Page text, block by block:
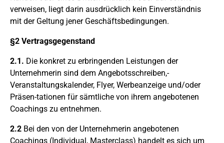
verweisen, liegt darin ausdrücklich kein Einverständnis
mit der Geltung jener Geschäftsbedingungen.
§2 Vertragsgegenstand
2.1. Die konkret zu erbringenden Leistungen der
Unternehmerin sind dem Angebotsschreiben,-
Veranstaltungskalender, Flyer, Werbeanzeige und/oder
Präsen-tationen für sämtliche von ihrem angebotenen
Coachings zu entnehmen.
2.2 Bei den von der Unternehmerin angebotenen
Coachings (Individual, Masterclass) handelt es sich um